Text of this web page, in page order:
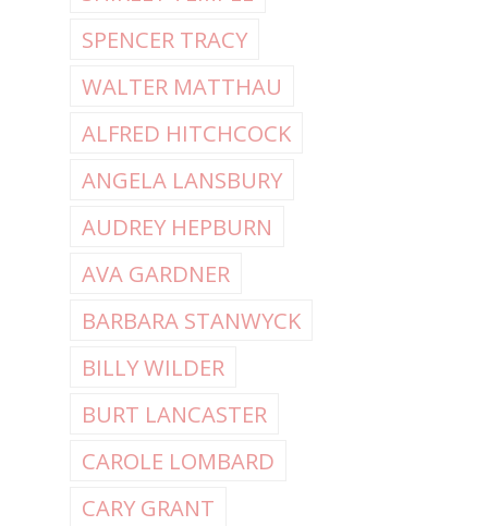
SPENCER TRACY
WALTER MATTHAU
ALFRED HITCHCOCK
ANGELA LANSBURY
AUDREY HEPBURN
AVA GARDNER
BARBARA STANWYCK
BILLY WILDER
BURT LANCASTER
CAROLE LOMBARD
CARY GRANT